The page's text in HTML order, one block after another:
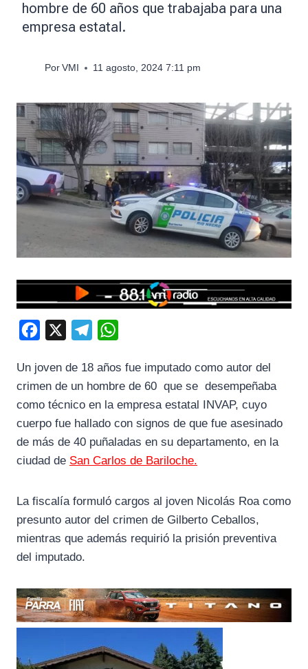
hombre de 60 años que trabajaba para una
empresa estatal.
Por VMI 11 agosto, 2024 7:11 pm
c
e
b
o
l
e
g
a
a
t
s
Un joven de 18 años fue imputado como autor del
crimen de un hombre de 60 que se desempeñaba
como técnico en la empresa estatal INVAP, cuyo
cuerpo fue hallado con signos de que fue asesinado
de más de 40 puñaladas en su departamento, en la
ciudad de San Carlos de Bariloche.
La fiscalía formuló cargos al joven Nicolás Roa como
presunto autor del crimen de Gilberto Ceballos,
mientras que además requirió la prisión preventiva
del imputado.